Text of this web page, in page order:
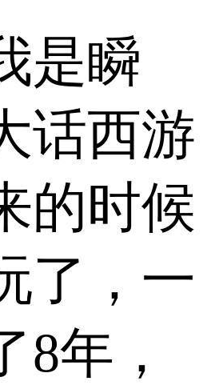
瞬
话西游
的时候
了，一
8年，